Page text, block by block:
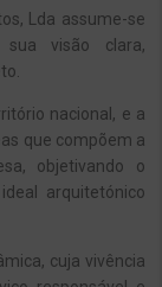
Lda assume-se
visão clara,
nacional, e a
que compõem a
objetivando o
arquitetónico
cuja vivência